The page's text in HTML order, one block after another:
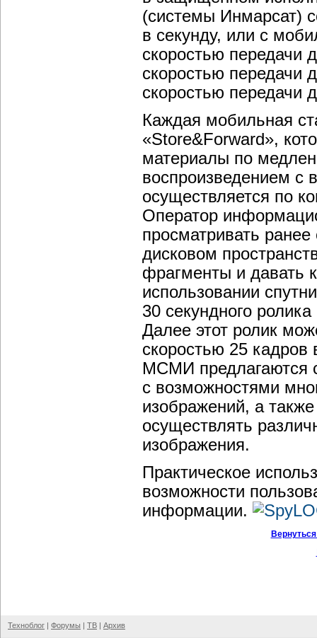
(системы Инмарсат)
в секунду, или с
скоростью передачи
скоростью передачи
скоростью передачи
Каждая мобильная
«Store&Forward»,
материалы по
воспроизведением с
осуществляется по
Оператор
просматривать
дисковом
фрагменты и давать
использовании
30 секундного
Далее этот ролик
скоростью 25 кадров
МСМИ предлагаются
с возможностями
изображений, а
осуществлять
изображения.
Практическое
возможности
информации.
Техноблог | Форумы | ТВ | Архив